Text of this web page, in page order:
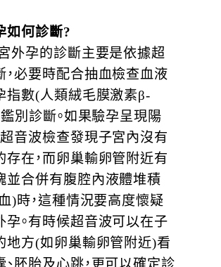
如何診斷?
外孕的診斷主要是依據超
，必要時配合抽血檢查血液
指數(人類絨毛膜激素β-
別診斷。如果驗孕呈現陽
超音波檢查發現子宮內沒有
存在，而卵巢輸卵管附近有
並合併有腹腔內液體堆積
)時，這種情況要高度懷疑
孕。有時候超音波可以在子
地方(如卵巢輸卵管附近)看
、胚胎及心跳，更可以確定診